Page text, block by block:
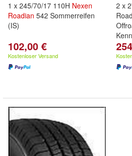
1 x 245/70/17 110H Nexen
Roadian 542 Sommerreifen
(IS)
102,00 €
Kostenloser Versand
2 x